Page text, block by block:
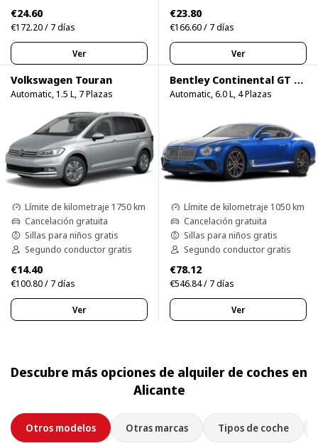
€24.60
€172.20 / 7 días
Ver
€23.80
€166.60 / 7 días
Ver
Volkswagen Touran
Automatic, 1.5 L, 7 Plazas
Límite de kilometraje 1750 km
Cancelación gratuita
Sillas para niños gratis
Segundo conductor gratis
€14.40
€100.80 / 7 días
Ver
Bentley Continental GT Speed
Automatic, 6.0 L, 4 Plazas
Límite de kilometraje 1050 km
Cancelación gratuita
Sillas para niños gratis
Segundo conductor gratis
€78.12
€546.84 / 7 días
Ver
Descubre más opciones de alquiler de coches en
Alicante
Otros modelos Otras marcas Tipos de coche